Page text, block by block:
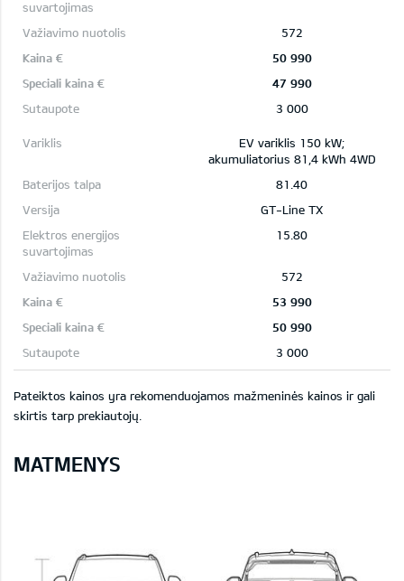
572
50 990
47 990
3 000
EV variklis 150 kW;
akumuliatorius 81,4 kWh 4WD
81.40
GT-Line TX
15.80
572
53 990
50 990
3 000
Pateiktos kainos yra rekomenduojamos mažmeninės kainos ir gali
skirtis tarp prekiautojų.
MATMENYS